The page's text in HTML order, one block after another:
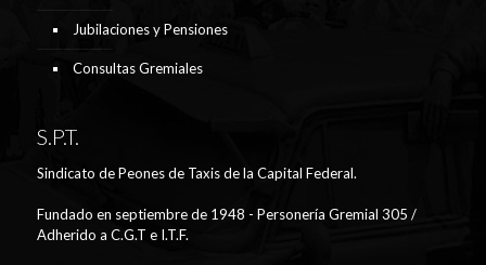
Jubilaciones y Pensiones
Consultas Gremiales
S.P.T.
Sindicato de Peones de Taxis de la Capital Federal.
Fundado en septiembre de 1948 - Personería Gremial 305 /
Adherido a C.G.T e I.T.F.